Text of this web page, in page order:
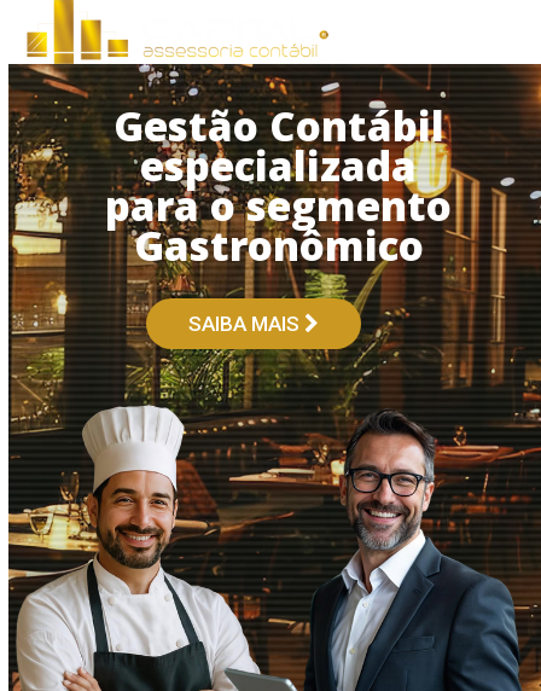
content
Open
mobile
menu
Close
mobile
menu
Gestão Contábil
especializada
para o segmento
Gastronômico
SAIBA MAIS